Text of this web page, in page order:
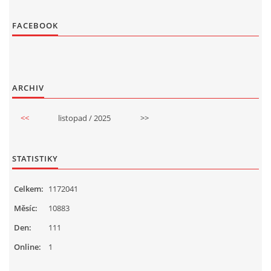
FACEBOOK
ARCHIV
<< listopad / 2025 >>
STATISTIKY
Online: 1
Celkem: 1172041
Měsíc:
10883
Den:
111